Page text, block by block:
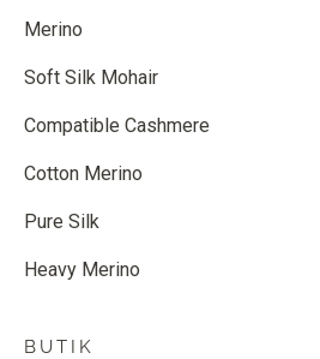
Merino
Soft Silk Mohair
Compatible Cashmere
Cotton Merino
Pure Silk
Heavy Merino
BUTIK